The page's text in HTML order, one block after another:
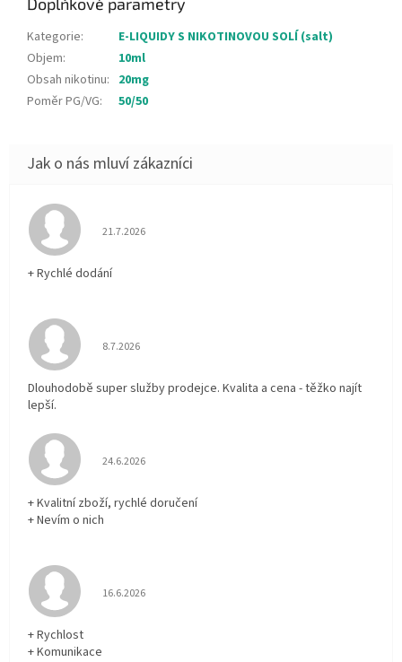
Kategorie:
E-LIQUIDY S NIKOTINOVOU SOLÍ (salt)
Objem:
10ml
Obsah nikotinu: 20mg
Poměr PG/VG: 50/50
Hodnocení obchodu je 5 z 5 hvězdiček.
21.7.2026
+ Rychlé dodání
Hodnocení obchodu je 5 z 5 hvězdiček.
8.7.2026
Dlouhodobě super služby prodejce. Kvalita a cena - těžko najít
lepší.
Hodnocení obchodu je 5 z 5 hvězdiček.
24.6.2026
+ Kvalitní zboží, rychlé doručení
+ Nevím o nich
Hodnocení obchodu je 5 z 5 hvězdiček.
16.6.2026
+ Rychlost
+ Komunikace